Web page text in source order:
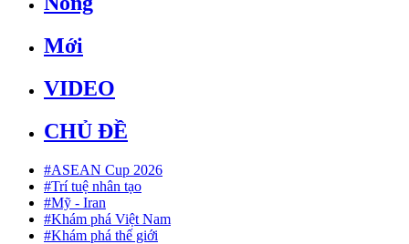
Mới
VIDEO
CHỦ ĐỀ
#ASEAN Cup 2026
#Trí tuệ nhân tạo
#Mỹ - Iran
#Khám phá Việt Nam
#Khám phá thế giới